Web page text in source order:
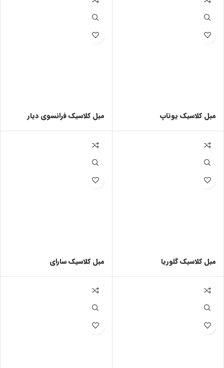
مبل کلاسیک یوتاپ مبل کلاسیک فرانسوی دیار
مبل کلاسیک گلوریا مبل کلاسیک سارای